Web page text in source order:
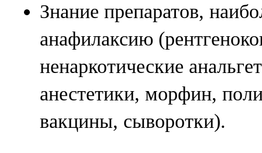
Знание препаратов,
анафилаксию
ненаркотические
анестетики, морфин,
вакцины, сыворотки).